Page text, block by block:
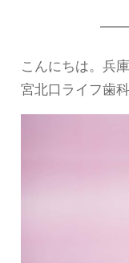
こんにちは。兵
宮北口ライフ歯